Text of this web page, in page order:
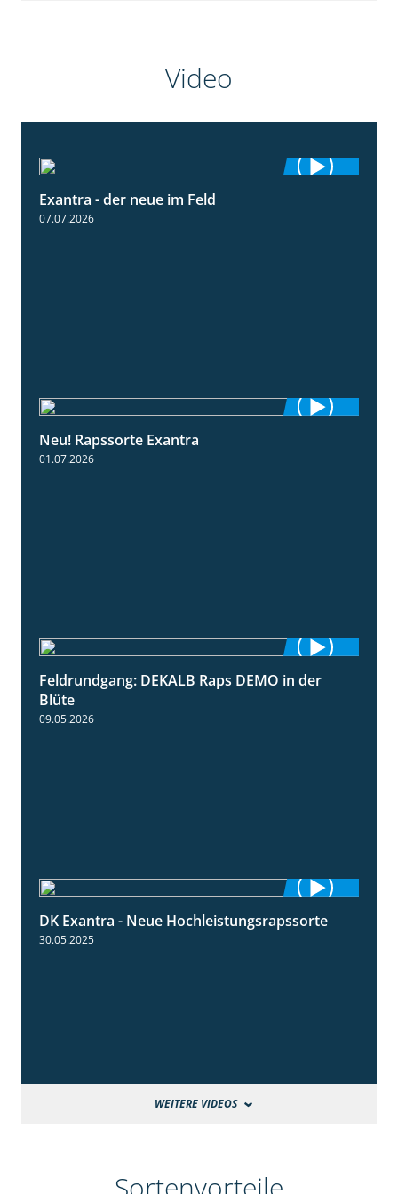
Video
Exantra - der neue im Feld
07.07.2026
Neu! Rapssorte Exantra
01.07.2026
2:37
Feldrundgang: DEKALB Raps DEMO in der
Blüte
09.05.2026
2:15
DK Exantra - Neue Hochleistungsrapssorte
30.05.2025
WEITERE VIDEOS